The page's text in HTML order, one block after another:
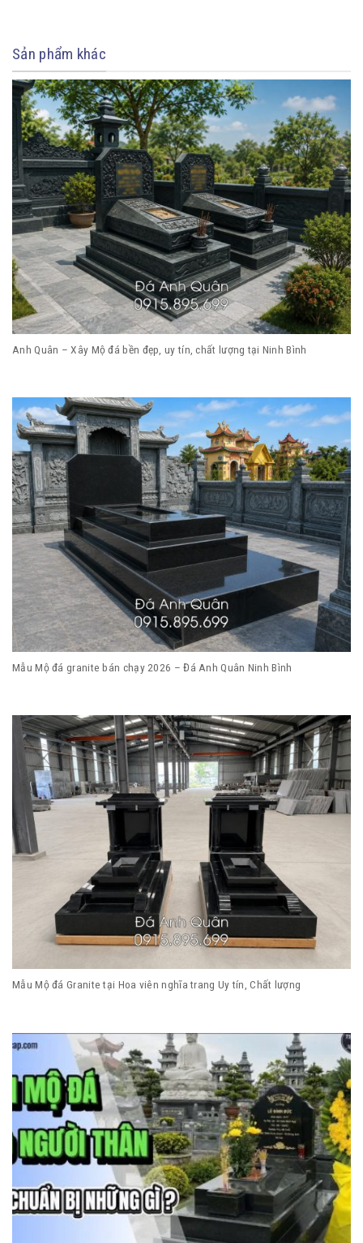
Sản phẩm khác
Anh Quân – Xây Mộ đá bền đẹp, uy tín, chất lượng tại Ninh Bình
Mẫu Mộ đá granite bán chạy 2026 – Đá Anh Quân Ninh Bình
Mẫu Mộ đá Granite tại Hoa viên nghĩa trang Uy tín, Chất lượng